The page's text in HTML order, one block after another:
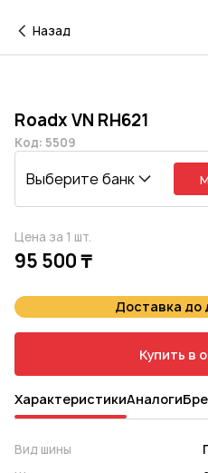
Назад
Roadx VN RH621
Код: 5509
Выберите банк
Цена за 1 шт.
95 500 ₸
Доставка до
Купить в
ХарактеристикиАналоги
Вид шины